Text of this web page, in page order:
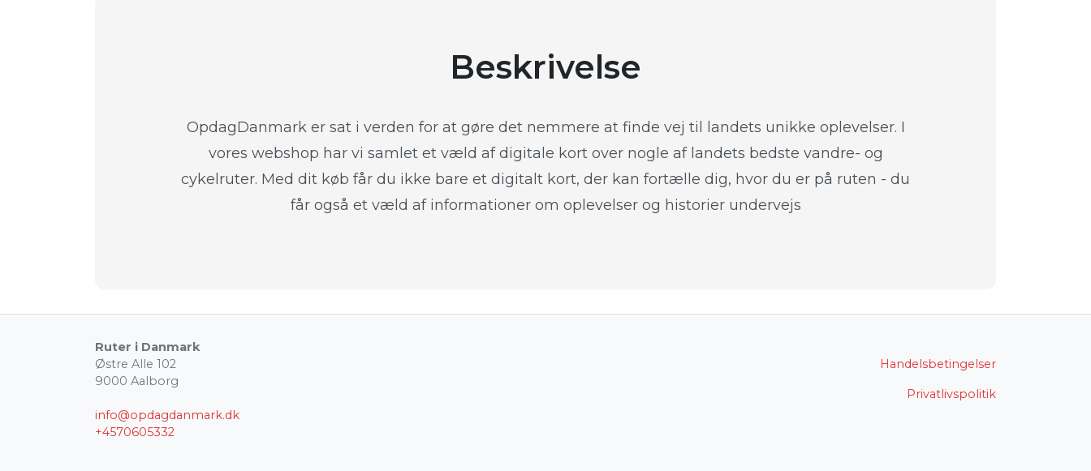
Beskrivelse
OpdagDanmark er sat i verden for at gøre det nemmere at finde vej til landets unikke oplevelser. I
vores webshop har vi samlet et væld af digitale kort over nogle af landets bedste vandre- og
cykelruter. Med dit køb får du ikke bare et digitalt kort, der kan fortælle dig, hvor du er på ruten - du
får også et væld af informationer om oplevelser og historier undervejs
Ruter i Danmark
Østre Alle 102
9000 Aalborg
info@opdagdanmark.dk
+4570605332
Handelsbetingelser
Privatlivspolitik